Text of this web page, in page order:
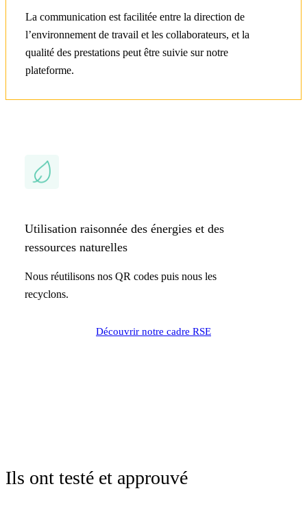
La communication est facilitée entre la direction de
l’environnement de travail et les collaborateurs, et la
qualité des prestations peut être suivie sur notre
plateforme.
Utilisation raisonnée des énergies et des
ressources naturelles
Nous réutilisons nos QR codes puis nous les
recyclons.
Découvrir notre cadre RSE
Ils ont testé et approuvé